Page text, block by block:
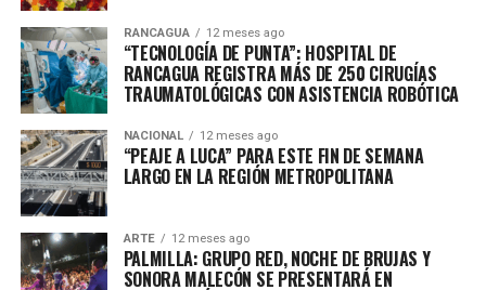
RANCAGUA 12 meses ago
“TECNOLOGÍA DE PUNTA”: HOSPITAL DE
RANCAGUA REGISTRA MÁS DE 250 CIRUGÍAS
TRAUMATOLÓGICAS CON ASISTENCIA ROBÓTICA
NACIONAL 12 meses ago
“PEAJE A LUCA” PARA ESTE FIN DE SEMANA
LARGO EN LA REGIÓN METROPOLITANA
ARTE 12 meses ago
PALMILLA: GRUPO RED, NOCHE DE BRUJAS Y
SONORA MALECÓN SE PRESENTARÁ EN